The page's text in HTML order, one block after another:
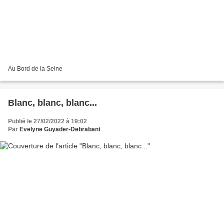
Au Bord de la Seine
Blanc, blanc, blanc...
Publié le 27/02/2022 à 19:02
Par Evelyne Guyader-Debrabant